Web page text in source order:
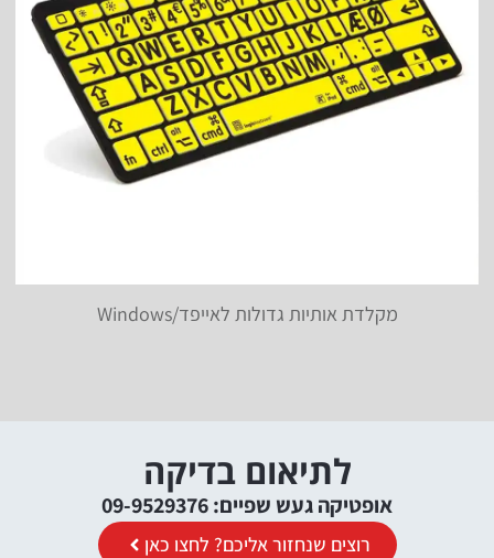
מקלדת אותיות גדולות לאייפד/Windows
לתיאום בדיקה
אופטיקה געש שפיים: 09-9529376
רוצים שנחזור אליכם? לחצו כאן